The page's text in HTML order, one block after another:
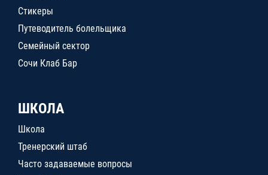
Стикеры
Путеводитель болельщика
Семейный сектор
Сочи Клаб Бар
ШКОЛА
Школа
Тренерский штаб
Часто задаваемые вопросы